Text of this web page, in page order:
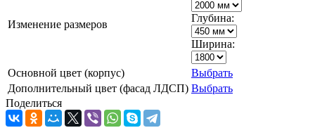
Изменение размеров
Глубина:
Ширина:
Основной цвет (корпус)
Выбрать
Дополнительный цвет (фасад ЛДСП) Выбрать
Поделиться